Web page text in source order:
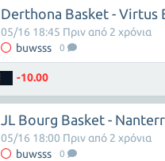
Derthona Basket - Virtus
buwsss 0
05/16 18:45 Πριν από 2 χρόνια
-10.00
JL Bourg Basket -
buwsss 0
05/16 18:00 Πριν από 2 χρόνια